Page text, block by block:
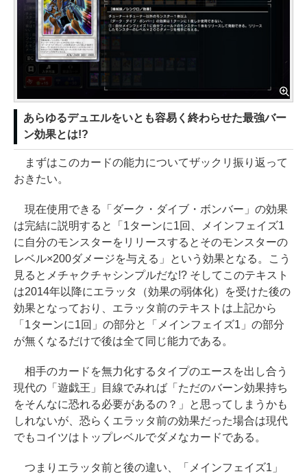
あらゆるデュエルをいとも容易く終わらせた最強バー
ン効果とは!?
まずはこのカードの能力についてザックリ振り返って
おきたい。
現在使用できる「ダーク・ダイブ・ボンバー」の効果
は完結に説明すると「1ターンに1回、メインフェイズ1
に自分のモンスターをリリースするとそのモンスターの
レベル×200ダメージを与える」という効果となる。こう
見るとメチャクチャシンプルだな!? そしてこのテキスト
は2014年以降にエラッタ（効果の弱体化）を受けた後の
効果となっており、エラッタ前のテキストは上記から
「1ターンに1回」の部分と「メインフェイズ1」の部分
が無くなるだけで後は全て同じ能力である。
相手のカードを無力化するタイプのエースを出し合う
現代の「遊戯王」目線でみれば「ただのバーン効果持ち
をそんなに恐れる必要があるの？」と思ってしまうかも
しれないが、恐らくエラッタ前の効果だった場合は現代
でもコイツはトップレベルでダメなカードである。
つまりエラッタ前と後の違い、「メインフェイズ1」